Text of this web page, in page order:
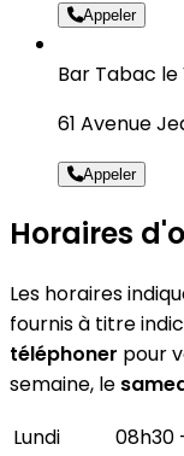
Appeler
Bar Tabac
61 Avenue
Appeler
Horaires
Les horaires
fournis à titre
téléphoner pour
semaine, le
Lundi
08h30